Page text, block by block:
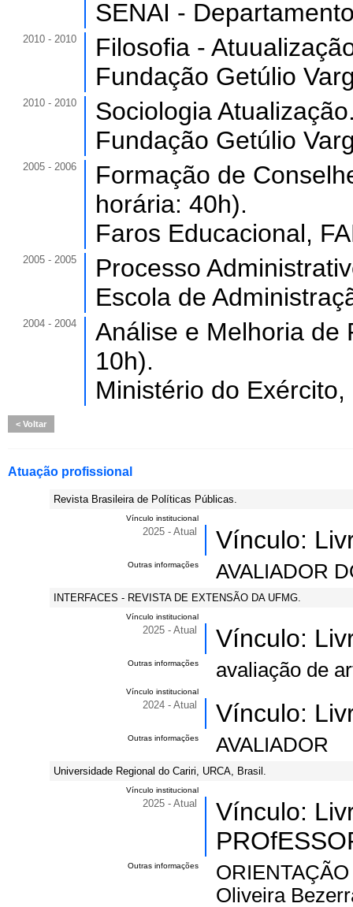
SENAI -
2010 - 2010
Filosofia -
Fundação Getúlio
2010 - 2010
Sociologia
Fundação Getúlio
2005 - 2006
Formação de
horária: 40h).
Faros Educacional,
2005 - 2005
Processo
Escola de
2004 - 2004
Análise e Melhoria de
10h).
Ministério do
Voltar
Atuação profissional
Revista Brasileira de Políticas Públicas.
Vínculo institucional
2025 - Atual Vínculo:
Outras informações AVALIADOR
INTERFACES - REVISTA DE EXTENSÃO DA UFMG.
Vínculo institucional
2025 - Atual Vínculo:
Outras informações avaliação de
Vínculo institucional
2024 - Atual Vínculo:
Outras informações AVALIADOR
Universidade Regional do Cariri, URCA, Brasil.
Vínculo institucional
2025 - Atual
Vínculo:
Outras informações
Oliveira